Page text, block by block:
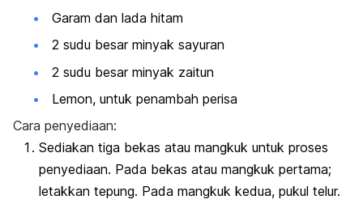
Garam dan lada hitam
2 sudu besar minyak sayuran
2 sudu besar minyak zaitun
Lemon, untuk penambah perisa
Cara penyediaan:
Sediakan tiga bekas atau mangkuk untuk proses
penyediaan. Pada bekas atau mangkuk pertama;
letakkan tepung. Pada mangkuk kedua, pukul telur.